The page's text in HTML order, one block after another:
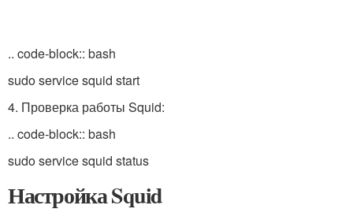
.. code-block:: bash
sudo service squid start
4. Проверка работы Squid:
.. code-block:: bash
sudo service squid status
Настройка Squid